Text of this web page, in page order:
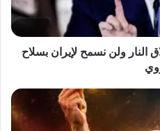
ولن نسمح لإيران بسلاح